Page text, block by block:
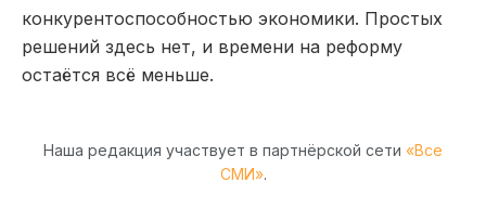
конкурентоспособностью экономики. Простых
решений здесь нет, и времени на реформу
остаётся всё меньше.
Наша редакция участвует в партнёрской сети «Все
СМИ».